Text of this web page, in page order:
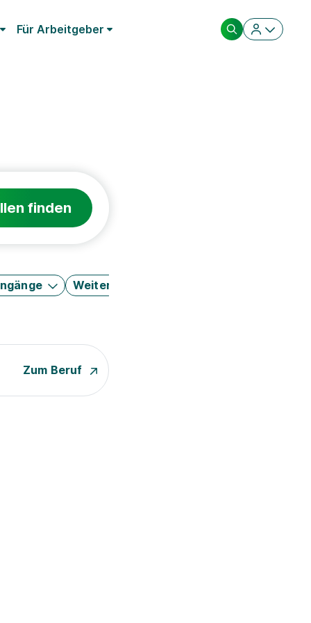
Für Arbeitgeber
finden
Weitere Filter
Zum Beruf